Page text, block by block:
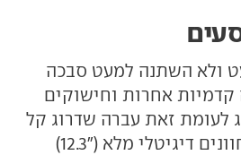
ולא השתנה למעט סבכה
קדמיות אחרות וחישוקים
לעומת זאת עברה שדרוג קל
ומתבקש, עם לוח מחוונים דיגיטלי מלא ("12.3)